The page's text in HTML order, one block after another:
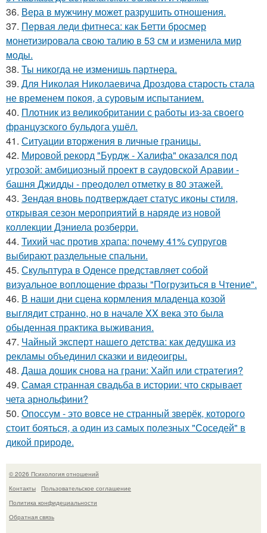
36. Вера в мужчину может разрушить отношения.
37. Первая леди фитнеса: как Бетти бросмер
монетизировала свою талию в 53 см и изменила мир
моды.
38. Ты никогда не изменишь партнера.
39. Для Николая Николаевича Дроздова старость стала
не временем покоя, а суровым испытанием.
40. Плотник из великобритании с работы из-за своего
французского бульдога ушёл.
41. Ситуации вторжения в личные границы.
42. Мировой рекорд "Бурдж - Халифа" оказался под
угрозой: амбициозный проект в саудовской Аравии -
башня Джидды - преодолел отметку в 80 этажей.
43. Зендая вновь подтверждает статус иконы стиля,
открывая сезон мероприятий в наряде из новой
коллекции Дэниела розберри.
44. Тихий час против храпа: почему 41% супругов
выбирают раздельные спальни.
45. Скульптура в Оденсе представляет собой
визуальное воплощение фразы "Погрузиться в Чтение".
46. В наши дни сцена кормления младенца козой
выглядит странно, но в начале XX века это была
обыденная практика выживания.
47. Чайный эксперт нашего детства: как дедушка из
рекламы объединил сказки и видеоигры.
48. Даша дошик снова на грани: Хайп или стратегия?
49. Самая странная свадьба в истории: что скрывает
чета арнольфини?
50. Опоссум - это вовсе не странный зверёк, которого
стоит бояться, а один из самых полезных "Соседей" в
дикой природе.
© 2026 Психология отношений
Контакты
Пользовательское соглашение
Политика конфидециальности
Обратная связь